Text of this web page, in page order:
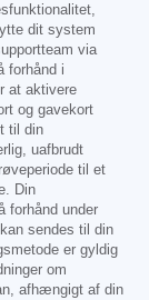
dit system
via
forhånd i
at aktivere
og gavekort
til din
uafbrudt
til et
Din
forhånd under
sendes til din
er gyldig
om
afhængigt af din